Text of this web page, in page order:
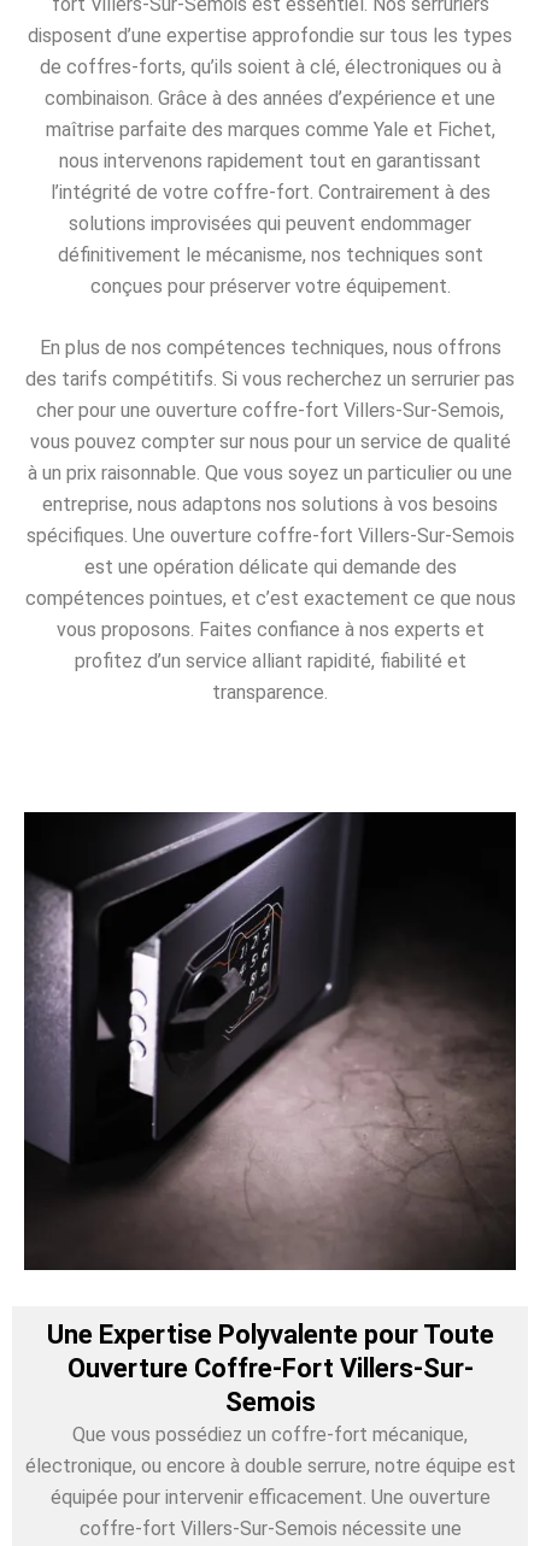
disposent d’une expertise approfondie sur tous les types
de coffres-forts, qu’ils soient à clé, électroniques ou à
combinaison. Grâce à des années d’expérience et une
maîtrise parfaite des marques comme Yale et Fichet,
nous intervenons rapidement tout en garantissant
l’intégrité de votre coffre-fort. Contrairement à des
solutions improvisées qui peuvent endommager
définitivement le mécanisme, nos techniques sont
conçues pour préserver votre équipement.
En plus de nos compétences techniques, nous offrons
des tarifs compétitifs. Si vous recherchez un serrurier pas
cher pour une ouverture coffre-fort Villers-Sur-Semois,
vous pouvez compter sur nous pour un service de qualité
à un prix raisonnable. Que vous soyez un particulier ou une
entreprise, nous adaptons nos solutions à vos besoins
spécifiques. Une ouverture coffre-fort Villers-Sur-Semois
est une opération délicate qui demande des
compétences pointues, et c’est exactement ce que nous
vous proposons. Faites confiance à nos experts et
profitez d’un service alliant rapidité, fiabilité et
transparence.
Une Expertise Polyvalente pour Toute
Ouverture Coffre-Fort Villers-Sur-
Semois
Que vous possédiez un coffre-fort mécanique,
électronique, ou encore à double serrure, notre équipe est
équipée pour intervenir efficacement. Une ouverture
coffre-fort Villers-Sur-Semois nécessite une